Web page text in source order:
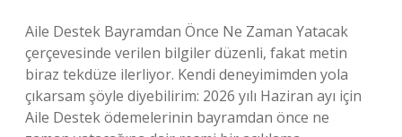
Aile Destek Bayramdan Önce Ne Zaman Yatacak
çerçevesinde verilen bilgiler düzenli, fakat metin
biraz tekdüze ilerliyor. Kendi deneyimimden yola
çıkarsam şöyle diyebilirim: 2026 yılı Haziran ayı için
Aile Destek ödemelerinin bayramdan önce ne